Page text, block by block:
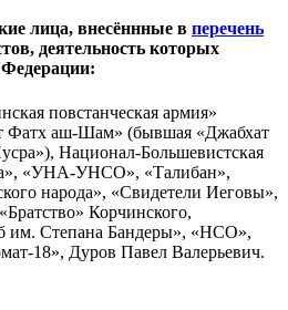
лица, внесённные в перечень
деятельность которых
повстанческая армия»
аш-Шам» (бывшая «Джабхат
Национал-Большевистская
«УНА-УНСО», «Талибан»,
народа», «Свидетели Иеговы»,
Корчинского,
им. Степана Бандеры», «НСО»,
18», Дуров Павел Валерьевич.